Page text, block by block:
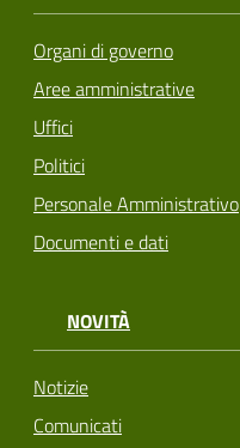
Organi di governo
Aree amministrative
Uffici
Politici
Personale Amministrativo
Documenti e dati
NOVITÀ
Notizie
Comunicati